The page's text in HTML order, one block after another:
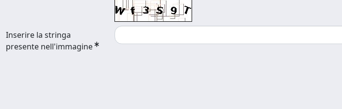
Inserire la stringa
presente nell'immagine